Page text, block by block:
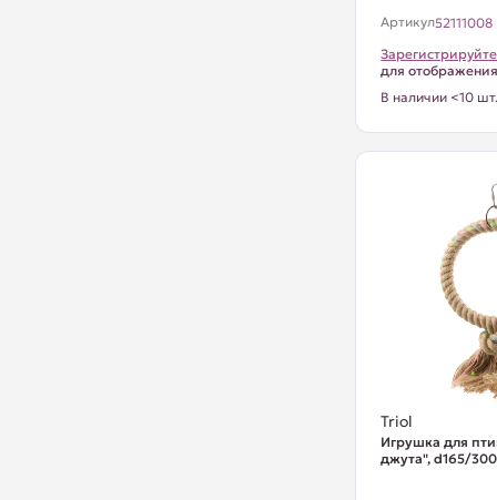
Артикул52111008
для
В наличии <10
Triol
Игрушка для
джута", d165/